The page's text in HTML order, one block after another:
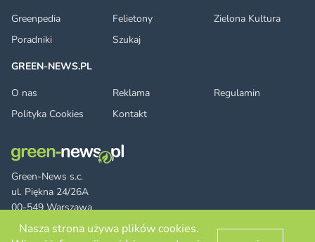
Green-News s.c.
ul. Piękna 24/26A
00-549 Warszawa
Greenpedia
Felietony
Zielona Kultura
Poradniki
Szukaj
GREEN-NEWS.PL
O nas
Reklama
Regulamin
Polityka Cookies
Kontakt
Nasza strona używa plików cookies.